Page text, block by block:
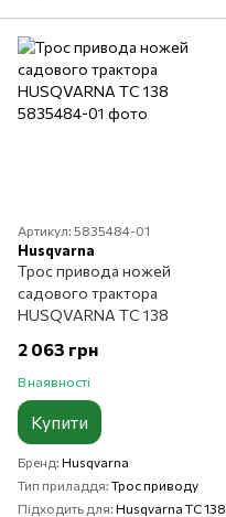
Артикул: 5835484-01
Husqvarna
Трос привода ножей
садового трактора
HUSQVARNA TC 138
2 063 грн
В наявності
Купити
Бренд Husqvarna
Тип приладдя Трос приводу
Підходить для Husqvarna TC 138